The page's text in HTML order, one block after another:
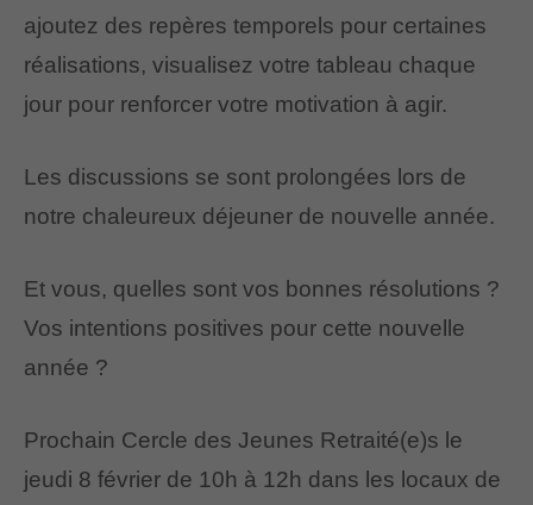
ajoutez des repères temporels pour certaines
réalisations, visualisez votre tableau chaque
jour pour renforcer votre motivation à agir.
Les discussions se sont prolongées lors de
notre chaleureux déjeuner de nouvelle année.
Et vous, quelles sont vos bonnes résolutions ?
Vos intentions positives pour cette nouvelle
année ?
Prochain Cercle des Jeunes Retraité(e)s le
jeudi 8 février de 10h à 12h dans les locaux de